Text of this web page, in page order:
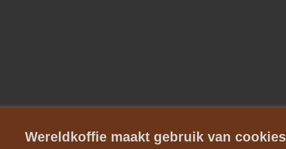
Wereldkoffie maakt gebruik van cookies